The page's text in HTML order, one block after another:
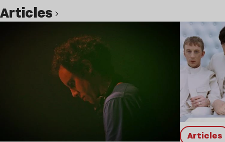
Articles
Articles